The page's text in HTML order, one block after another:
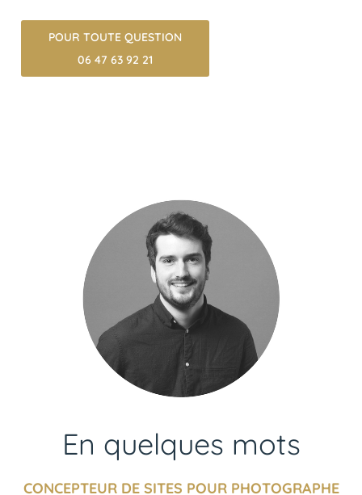
POUR TOUTE QUESTION
06 47 63 92 21
En quelques mots
CONCEPTEUR DE SITES POUR PHOTOGRAPHE